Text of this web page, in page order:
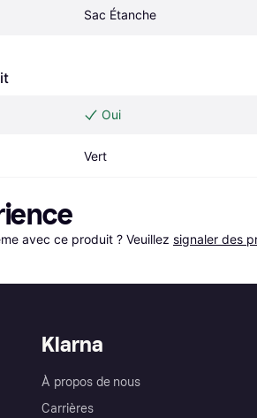
Sac Étanche
Oui
Vert
avec ce produit ? Veuillez signaler des
Klarna
À propos de nous
Carrières